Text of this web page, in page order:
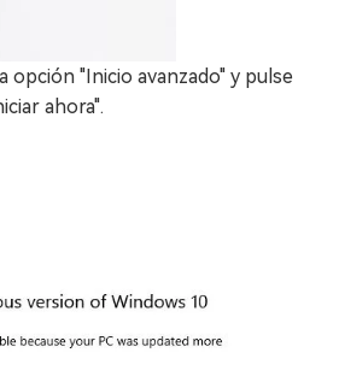
opción "Inicio avanzado" y pulse
ahora".